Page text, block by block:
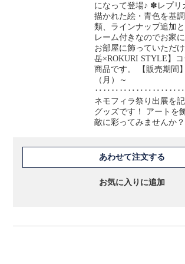
になって登場♪ ✽レプ
描かれた絵・青色を基
類、ラインナップ追加
レーム付きなのでお家
お部屋に飾っていただ
岳×ROKURI STYLE】
商品です。 【販売期間
（月）～
ネモフィラ祭り出展を
グッズです！ アートを
敵に彩ってみませんか？
あわせて注文する
お気に入りに追加